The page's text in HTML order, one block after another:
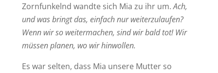
Zornfunkelnd wandte sich Mia zu ihr um.Ach,
und was bringt das, einfach nur weiterzulaufen?
Wenn wir so weitermachen, sind wir bald tot! Wir
müssen planen, wo wir hinwollen.
Es war selten, dass Mia unsere Mutter so